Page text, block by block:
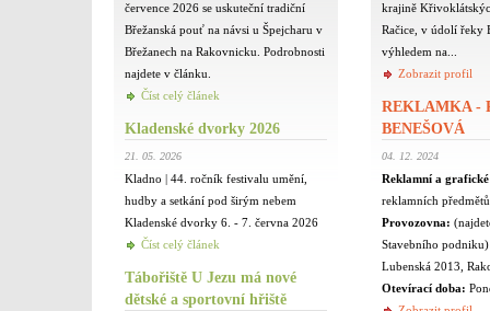
července 2026 se uskuteční tradiční
Břežanská pouť na návsi u Špejcharu v
Břežanech na Rakovnicku. Podrobnosti
najdete v článku.
Číst celý článek
Kladenské dvorky 2026
21. 05. 2026
Kladno | 44. ročník festivalu umění,
hudby a setkání pod širým nebem
Kladenské dvorky 6. - 7. června 2026
Číst celý článek
Tábořiště U Jezu má nové
dětské a sportovní hřiště
krajině
Račice, v údolí řeky
výhledem na...
Zobrazit profil
REKLAMKA -
BENEŠOVÁ
04. 12. 2024
Reklamní a
reklamních
Provozovna:
Stavebního podniku)
Lubenská 2013,
Otevírací doba: